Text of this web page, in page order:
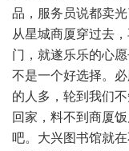
品，服务员说都卖光
从星城商厦穿过去
门，就遂乐乐的心
不是一个好选择。
的人多，轮到我们
回家，料不到商厦
吧。大兴图书馆就